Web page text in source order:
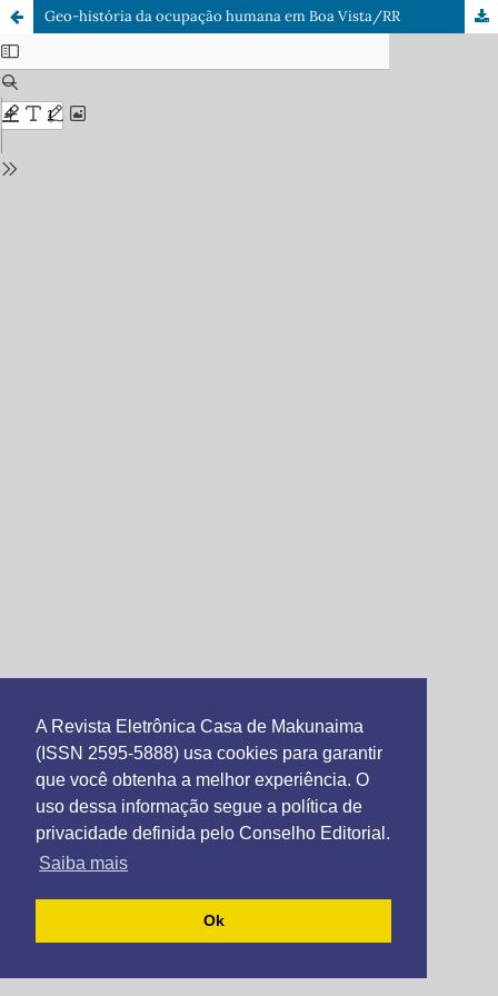
A Revista Eletrônica Casa de Makunaima
(ISSN 2595-5888) usa cookies para garantir
que você obtenha a melhor experiência. O
uso dessa informação segue a política de
privacidade definida pelo Conselho Editorial.
Saiba mais
Ok
Geo-história da ocupação humana em Boa Vista/RR